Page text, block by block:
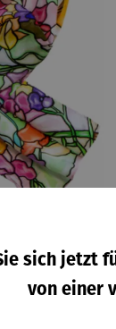
sich jetzt
von einer